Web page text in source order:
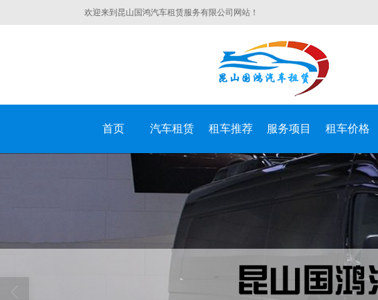
欢迎来到昆山国鸿汽车租赁服务有限公司网站！
昆山国鸿汽车租赁服务有限公司
首页 汽车租赁 租车推荐 服务项目 租车价格